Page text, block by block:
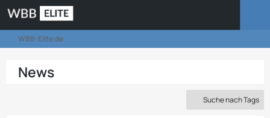
WBB-Elite.de
News
Suche nach Tags